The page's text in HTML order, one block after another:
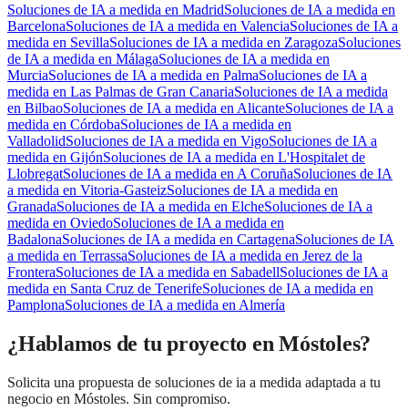
Soluciones de IA a medida en MadridSoluciones de IA a medida en
BarcelonaSoluciones de IA a medida en ValenciaSoluciones de IA a
medida en SevillaSoluciones de IA a medida en ZaragozaSoluciones
de IA a medida en MálagaSoluciones de IA a medida en
MurciaSoluciones de IA a medida en PalmaSoluciones de IA a
medida en Las Palmas de Gran CanariaSoluciones de IA a medida
en BilbaoSoluciones de IA a medida en AlicanteSoluciones de IA a
medida en CórdobaSoluciones de IA a medida en
ValladolidSoluciones de IA a medida en VigoSoluciones de IA a
medida en GijónSoluciones de IA a medida en L'Hospitalet de
LlobregatSoluciones de IA a medida en A CoruñaSoluciones de IA
a medida en Vitoria-GasteizSoluciones de IA a medida en
GranadaSoluciones de IA a medida en ElcheSoluciones de IA a
medida en OviedoSoluciones de IA a medida en
BadalonaSoluciones de IA a medida en CartagenaSoluciones de IA
a medida en TerrassaSoluciones de IA a medida en Jerez de la
FronteraSoluciones de IA a medida en SabadellSoluciones de IA a
medida en Santa Cruz de TenerifeSoluciones de IA a medida en
PamplonaSoluciones de IA a medida en Almería
¿Hablamos de tu proyecto en Móstoles?
Solicita una propuesta de soluciones de ia a medida adaptada a tu
negocio en Móstoles. Sin compromiso.